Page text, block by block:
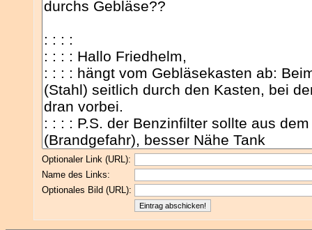
Optionaler Link (URL):
Name des Links:
Optionales Bild (URL):